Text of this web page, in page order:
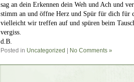
sag an dein Erkennen dein Weh und Ach und
stimm an und öffne Herz und Spür für dich für
vielleicht wir treffen auf und spüren beim
vergiss.
d.B.
Posted in Uncategorized No Comments »